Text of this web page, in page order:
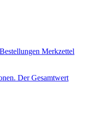
Bestellungen Merkzettel
Der Gesamtwert